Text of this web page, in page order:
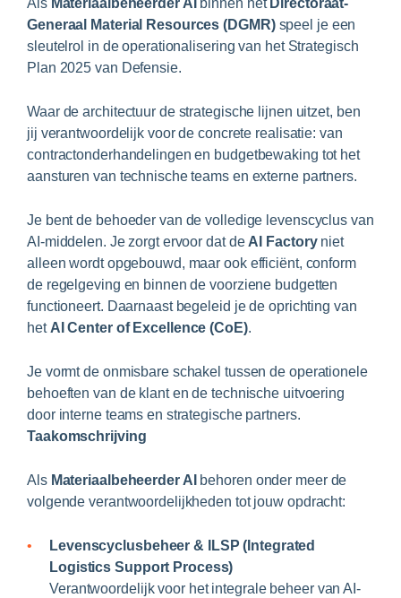
Als Materiaalbeheerder AI binnen het Directoraat-
Generaal Material Resources (DGMR)speel je een
sleutelrol in de operationalisering van het Strategisch
Plan 2025 van Defensie.
Waar de architectuur de strategische lijnen uitzet, ben
jij verantwoordelijk voor de concrete realisatie: van
contractonderhandelingen en budgetbewaking tot het
aansturen van technische teams en externe partners.
Je bent de behoeder van de volledige levenscyclus van
AI-middelen. Je zorgt ervoor dat de AI Factoryniet
alleen wordt opgebouwd, maar ook efficiënt, conform
de regelgeving en binnen de voorziene budgetten
functioneert. Daarnaast begeleid je de oprichting van
het AI Center of Excellence (CoE).
Je vormt de onmisbare schakel tussen de operationele
behoeften van de klant en de technische uitvoering
door interne teams en strategische partners.
Taakomschrijving
Als Materiaalbeheerder AI behoren onder meer de
volgende verantwoordelijkheden tot jouw opdracht:
Levenscyclusbeheer & ILSP (Integrated
Logistics Support Process)
Verantwoordelijk voor het integrale beheer van AI-